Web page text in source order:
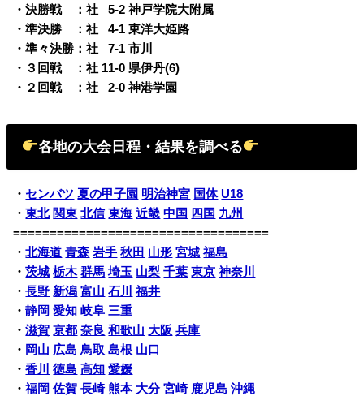
・決勝戦 ：社 05-2 神戸学院大附属
・準決勝 ：社
04-1 東洋大姫路
・準々決勝：社
07-1 市川
・３回戦 ：社 11-0 県伊丹(6)
・２回戦 ：社
02-0 神港学園
各地の大会日程・結果を調べる
・ センバツ 夏の甲子園 明治神宮 国体 U18
・東北 関東 北信 東海 近畿 中国 四国 九州
===================================
・北海道 青森 岩手 秋田 山形 宮城 福島
・茨城 栃木 群馬 埼玉 山梨 千葉 東京 神奈川
・長野 新潟 富山 石川
福井
・静岡 愛知 岐阜 三重
・滋賀 京都 奈良 和歌山 大阪 兵庫
・ 岡山 広島 鳥取 島根 山口
・香川 徳島 高知 愛媛
・福岡 佐賀 長崎 熊本 大分 宮崎 鹿児島 沖縄